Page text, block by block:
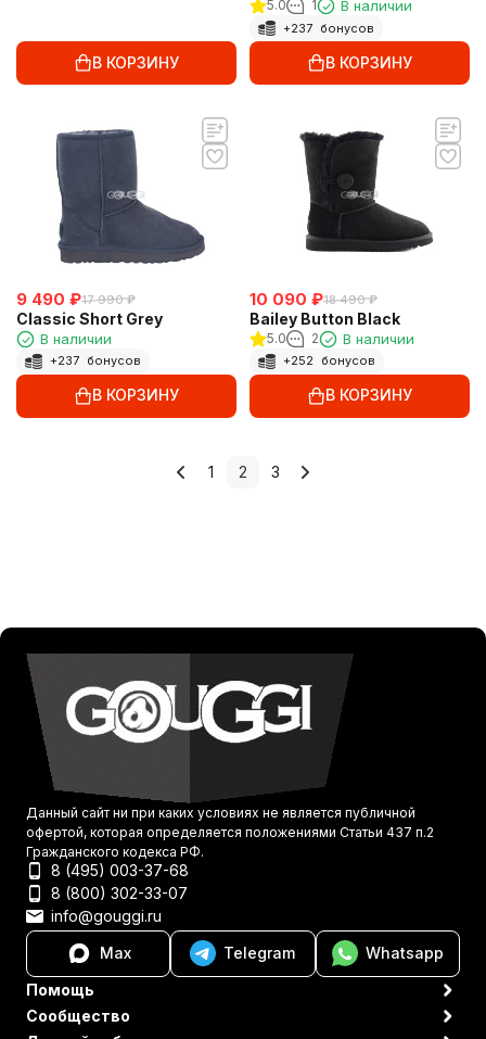
В КОРЗИНУ
5.0 1 В наличии
+237 бонусов
В КОРЗИНУ
9 490 ₽17 990 ₽
Classic Short Grey
В наличии
+237 бонусов
В КОРЗИНУ
10 090 ₽18 490 ₽
Bailey Button Black
5.0 2 В наличии
+252 бонусов
В КОРЗИНУ
1 2 3
Данный сайт ни при каких условиях не является публичной
офертой, которая определяется положениями Статьи 437 п.2
Гражданского кодекса РФ.
8 (495) 003-37-68
8 (800) 302-33-07
info@gouggi.ru
Max
Telegram
Whatsapp
Помощь
Сообщество